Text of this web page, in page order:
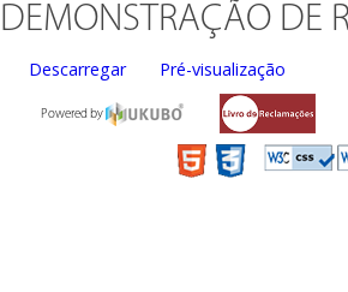
DEMONSTRAÇÃO DE
Descarregar Pré-visualização
Powered by